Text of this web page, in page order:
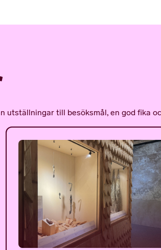
utställningar till besöksmål, en god fika